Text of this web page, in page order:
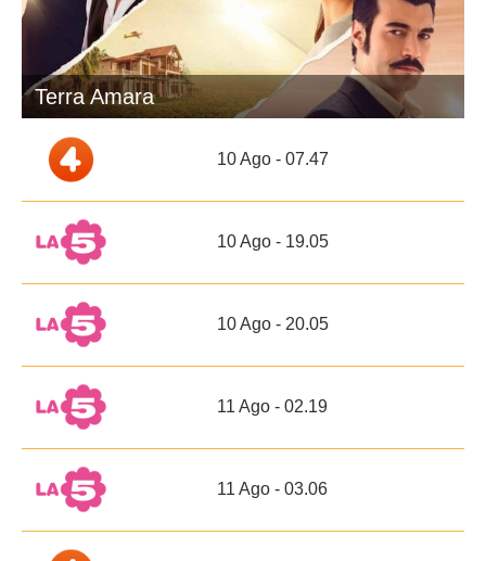
Terra Amara
10 Ago - 07.47
10 Ago - 19.05
10 Ago - 20.05
11 Ago - 02.19
11 Ago - 03.06